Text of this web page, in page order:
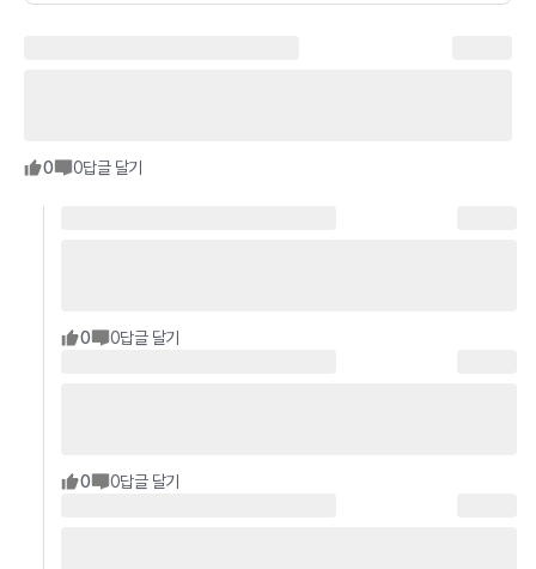
0 0답글 달기
0 0답글 달기
0 0답글 달기